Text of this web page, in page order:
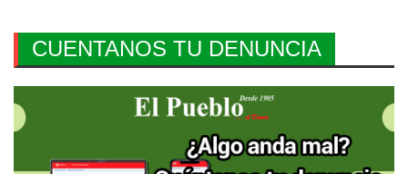
CUENTANOS TU DENUNCIA